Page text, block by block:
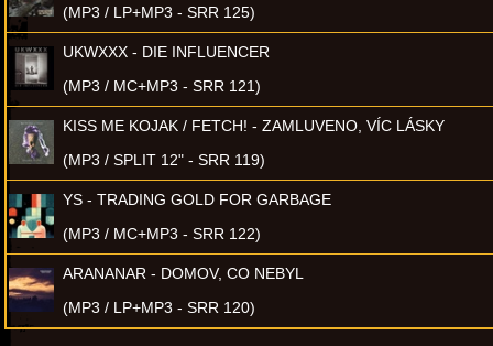
(MP3 / LP+MP3 - SRR 125)
UKWXXX - DIE INFLUENCER
(MP3 / MC+MP3 - SRR 121)
KISS ME KOJAK / FETCH! - ZAMLUVENO, VÍC LÁSKY
(MP3 / SPLIT 12" - SRR 119)
YS - TRADING GOLD FOR GARBAGE
(MP3 / MC+MP3 - SRR 122)
ARANANAR - DOMOV, CO NEBYL
(MP3 / LP+MP3 - SRR 120)